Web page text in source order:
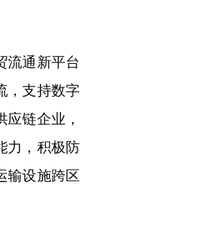
流通新平台
，支持数字
链企业，
力，积极防
输设施跨区